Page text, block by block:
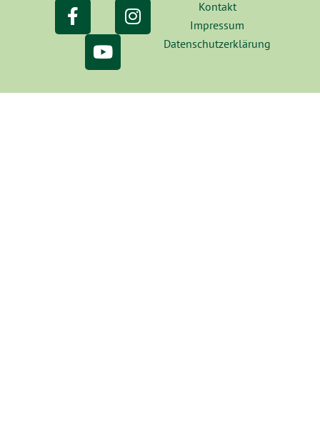
Kontakt
Impressum
Datenschutzerklärung